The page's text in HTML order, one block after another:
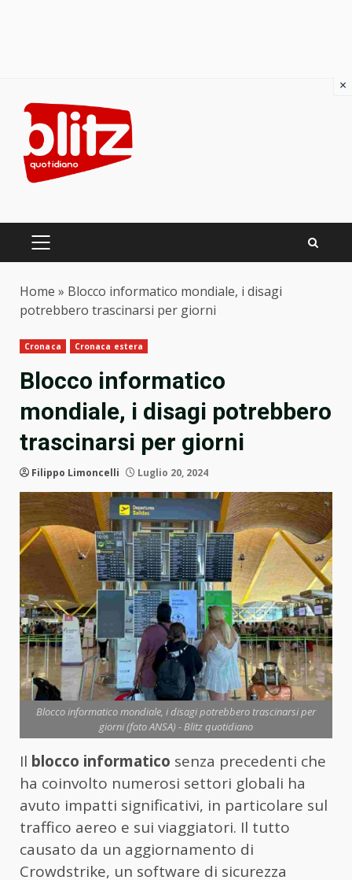
content
PRIMARY
Home » Blocco informatico mondiale, i disagi
potrebbero trascinarsi per giorni
Cronaca Cronaca estera
Blocco informatico
mondiale, i disagi potrebbero
trascinarsi per giorni
Filippo Limoncelli Luglio 20, 2024
Blocco informatico mondiale, i disagi potrebbero trascinarsi per
giorni (foto ANSA) - Blitz quotidiano
Il blocco informatico senza precedenti che
ha coinvolto numerosi settori globali ha
avuto impatti significativi, in particolare sul
traffico aereo e sui viaggiatori. Il tutto
causato da un aggiornamento di
Crowdstrike, un software di sicurezza
×